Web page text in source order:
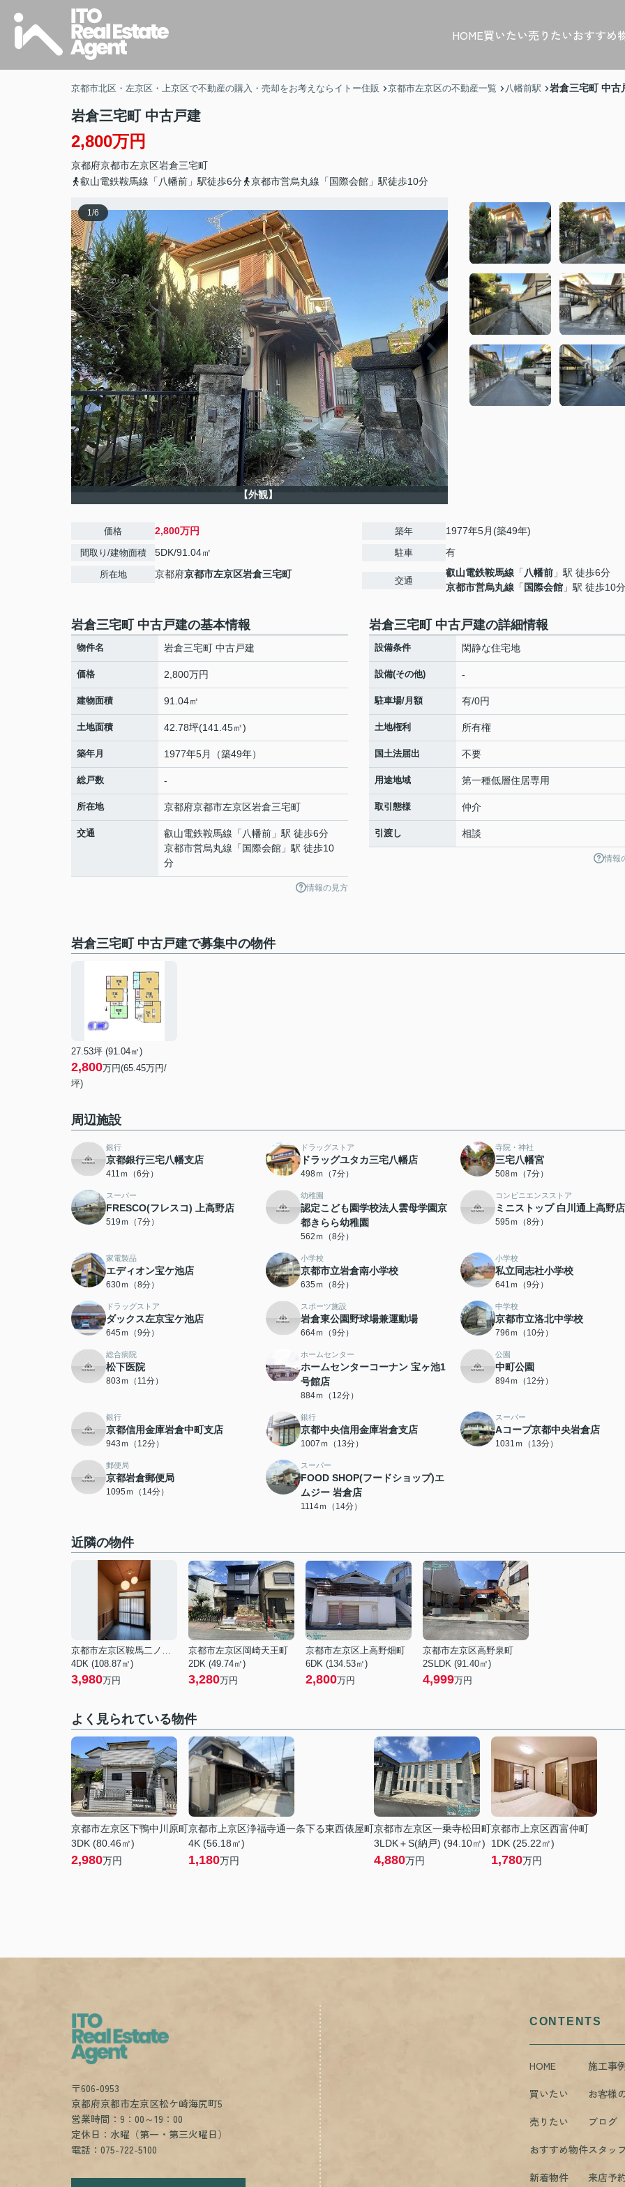
HOME買いたい売りたいおすすめ
京都市北区・左京区・上京区で不動産の購入・売却をお考えならイトー住販 京都市左京区の不動産一覧 八幡前駅 岩倉三宅町 中古
岩倉三宅町 中古戸建
2,800万円
京都府京都市左京区岩倉三宅町
叡山電鉄鞍馬線「八幡前」駅徒歩6分
京都市営烏丸線「国際会館」駅徒歩10分
1/6
【外観】
価格 2,800万円
間取り/建物面積 5DK/91.04㎡
所在地 京都府京都市左京区岩倉三宅町
築年 1977年5月(築49年)
駐車 有
交通
叡山電鉄鞍馬線 「 八幡前 」駅 徒歩6分
京都市営烏丸線 「 国際会館 」駅 徒歩10分
岩倉三宅町 中古戸建の基本情報
物件名 岩倉三宅町 中古戸建
価格 2,800万円
建物面積 91.04㎡
土地面積 42.78坪(141.45㎡)
築年月 1977年5月（築49年）
総戸数 -
所在地 京都府京都市左京区岩倉三宅町
交通 叡山電鉄鞍馬線 「 八幡前 」駅 徒歩6分
京都市営烏丸線 「 国際会館 」駅 徒歩10
分
情報の見方
岩倉三宅町 中古戸建の詳細情報
設備条件 閑静な住宅地
設備(その他) -
駐車場/月額 有/0円
土地権利 所有権
国土法届出 不要
用途地域 第一種低層住居専用
取引態様 仲介
引渡し 相談
情報
岩倉三宅町 中古戸建で募集中の物件
27.53坪 (91.04㎡)
2,800万円(65.45万円/
坪)
周辺施設
銀行
京都銀行三宅八幡支店
411ｍ（6分）
ドラッグストア
ドラッグユタカ三宅八幡店
498ｍ（7分）
寺院・神社
三宅八幡宮
508ｍ（7分）
スーパー
FRESCO(フレスコ) 上高野店
519ｍ（7分）
幼稚園
認定こども園学校法人雲母学園京
都きらら幼稚園
562ｍ（8分）
コンビニエンスストア
ミニストップ 白川通上高野店
595ｍ（8分）
家電製品
エディオン宝ケ池店
630ｍ（8分）
小学校
京都市立岩倉南小学校
635ｍ（8分）
小学校
私立同志社小学校
641ｍ（9分）
ドラッグストア
ダックス左京宝ケ池店
645ｍ（9分）
スポーツ施設
岩倉東公園野球場兼運動場
664ｍ（9分）
中学校
京都市立洛北中学校
796ｍ（10分）
総合病院
松下医院
803ｍ（11分）
ホームセンター
ホームセンターコーナン 宝ヶ池1
号館店
884ｍ（12分）
公園
中町公園
894ｍ（12分）
銀行
京都信用金庫岩倉中町支店
943ｍ（12分）
銀行
京都中央信用金庫岩倉支店
1007ｍ（13分）
スーパー
Aコープ京都中央岩倉店
1031ｍ（13分）
郵便局
京都岩倉郵便局
1095ｍ（14分）
スーパー
FOOD SHOP(フードショップ)エ
ムジー 岩倉店
1114ｍ（14分）
近隣の物件
京都市左京区鞍馬二ノ瀬町
4DK (108.87㎡)
3,980万円
京都市左京区岡崎天王町
2DK (49.74㎡)
3,280万円
京都市左京区上高野畑町
6DK (134.53㎡)
2,800万円
京都市左京区高野泉町
2SLDK (91.40㎡)
4,999万円
よく見られている物件
京都市左京区下鴨中川原町
3DK (80.46㎡)
2,980万円
京都市上京区浄福寺通一条下る東西俵屋町
4K (56.18㎡)
1,180万円
京都市左京区一乗寺松田町
3LDK＋S(納戸) (94.10㎡)
4,880万円
京都市上京区西富仲町
1DK (25.22㎡)
1,780万円
〒606-0953
京都府京都市左京区松ケ崎海尻町5
営業時間：9：00～19：00
定休日：水曜（第一・第三火曜日）
電話：075-722-5100
CONTENTS
HOME
施工事
買いたい
お客様
売りたい
ブログ
おすすめ物件スタッ
新着物件
来店予